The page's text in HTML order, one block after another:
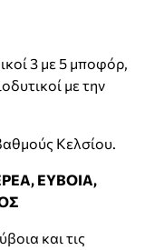
3 με 5 μποφόρ,
με την
Κελσίου.
ΕΥΒΟΙΑ,
και τις